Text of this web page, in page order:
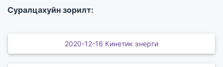
Суралцахуйн зорилт:
2020-12-16 Кинетик энерги